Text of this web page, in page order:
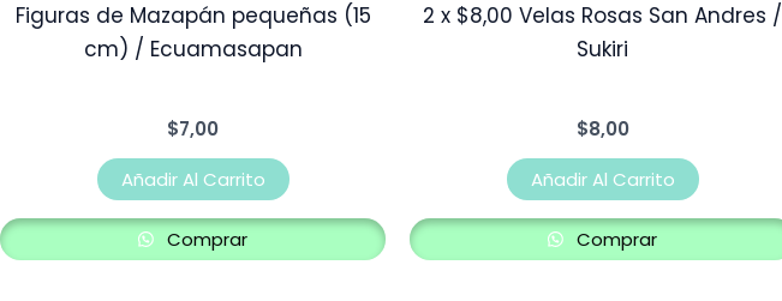
Figuras de Mazapán pequeñas (15
cm) / Ecuamasapan
$7,00
Añadir Al Carrito
Comprar
2 x $8,00 Velas Rosas San Andres /
Sukiri
$8,00
Añadir Al Carrito
Comprar